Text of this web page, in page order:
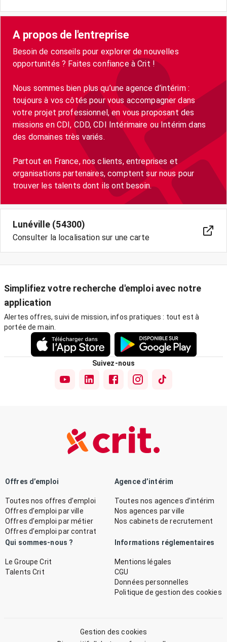
A propos de l'entreprise
Besoin de conseils pour explorer de nouvelles
opportunités ? Faites confiance à Crit !
Nous sommes bien plus qu’une agence d’intérim :
toujours à vos côtés pour vous accompagner dans
votre projet professionnel, en vous proposant des
missions en CDI, CDD, CDI Intérimaire ou Intérim dans
des domaines très variés.
Partout en France, nos clients, entreprises et
organisations partenaires, comptent sur nous pour
trouver les talents dont ils ont besoin.
Lunéville (54300)
Consulter la localisation sur une carte
Simplifiez votre recherche d'emploi avec notre
application
Alertes offres, suivi de mission, infos pratiques : tout est à
portée de main.
Suivez-nous
Offres d’emploi
Toutes nos offres d’emploi
Offres d’emploi par ville
Offres d’emploi par métier
Offres d’emploi par contrat
Agence d’intérim
Toutes nos agences d’intérim
Nos agences par ville
Nos cabinets de recrutement
Qui sommes-nous ?
Le Groupe Crit
Talents Crit
Informations réglementaires
Mentions légales
CGU
Données personnelles
Politique de gestion des cookies
Gestion des cookies